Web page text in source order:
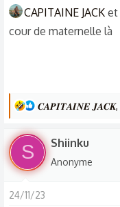
CAPITAINE JACK et
cour de maternelle là
L
s
é
c
𝑪𝑨𝑷𝑰𝑻𝑨𝑰𝑵𝑬 𝑱𝑨𝑪𝑲,
S Shiinku
Anonyme
24/11/23